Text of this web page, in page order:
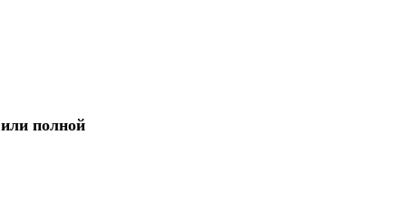
полной